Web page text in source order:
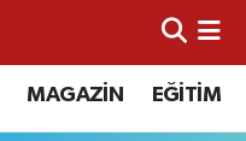
MAGAZİN EĞİTİM